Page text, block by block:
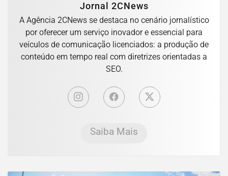
Jornal 2CNews
A Agência 2CNews se destaca no cenário jornalístico
por oferecer um serviço inovador e essencial para
veículos de comunicação licenciados: a produção de
conteúdo em tempo real com diretrizes orientadas a
SEO.
Saiba Mais